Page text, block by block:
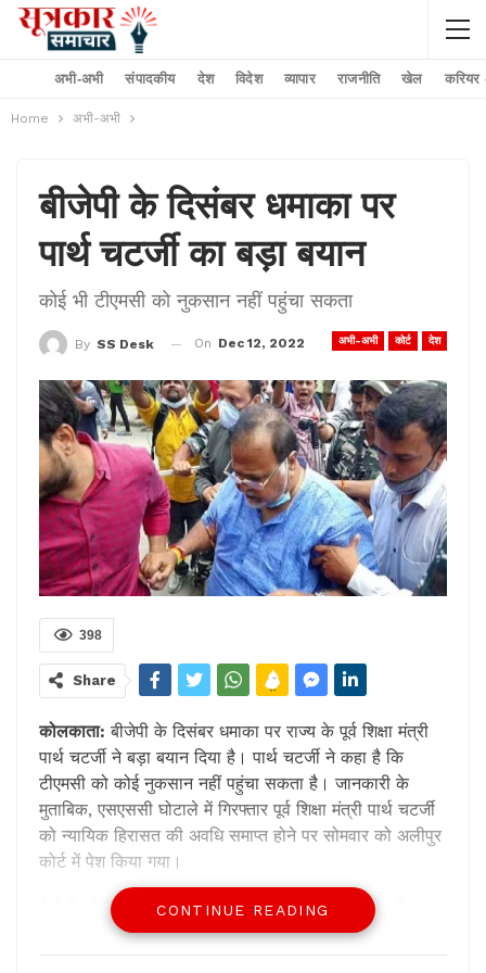
अभी-अभी संपादकीय देश विदेश व्यापार राजनीति खेल करियर
Home अभी-अभी
बीजेपी के दिसंबर धमाका पर
पार्थ चटर्जी का बड़ा बयान
कोई भी टीएमसी को नुकसान नहीं पहुंचा सकता
अभी-अभी कोर्ट देश
By SS Desk On Dec 12, 2022
398
Share
कोलकाता: बीजेपी के दिसंबर धमाका पर राज्य के पूर्व शिक्षा मंत्री
पार्थ चटर्जी ने बड़ा बयान दिया है। पार्थ चटर्जी ने कहा है कि
टीएमसी को कोई नुकसान नहीं पहुंचा सकता है। जानकारी के
मुताबिक, एसएससी घोटाले में गिरफ्तार पूर्व शिक्षा मंत्री पार्थ चटर्जी
को न्यायिक हिरासत की अवधि समाप्त होने पर सोमवार को अलीपुर
कोर्ट में पेश किया गया।
पेशी के दौरान पत्रकारों ने उनसे बीजेपी के दिसंबर धमाके की
धमकी को लेकर प्रश्न किया। दरअसल, बीजेपी के दिसंबर में 3
तारीख को उल्लेख करते हुए आज 12 दिसंबर को टीएमसी में कोई
CONTINUE READING